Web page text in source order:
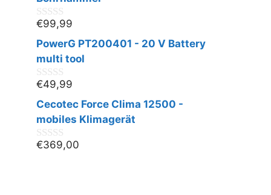
0
v
o
n
€99,99
PowerG PT200401 - 20 V Battery
multi tool
0
v
o
n
€49,99
Cecotec Force Clima 12500 -
mobiles Klimagerät
0
€369,00